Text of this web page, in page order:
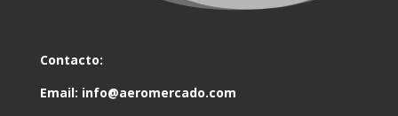
Contacto:
Email: info@aeromercado.com